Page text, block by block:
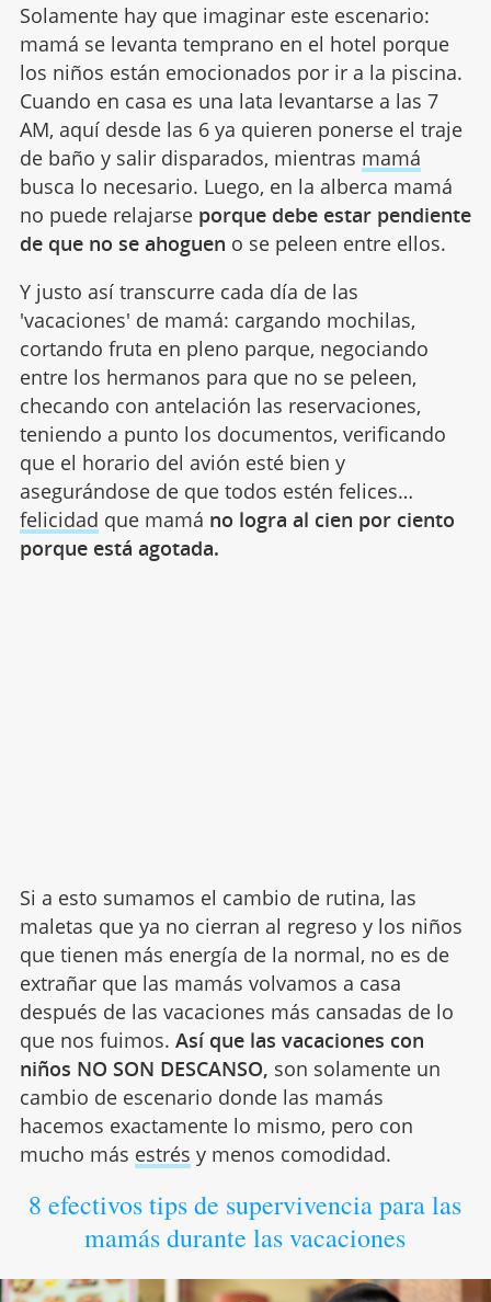
Solamente hay que imaginar este escenario:
mamá se levanta temprano en el hotel porque
los niños están emocionados por ir a la piscina.
Cuando en casa es una lata levantarse a las 7
AM, aquí desde las 6 ya quieren ponerse el traje
de baño y salir disparados, mientras mamá
busca lo necesario. Luego, en la alberca mamá
no puede relajarse porque debe estar pendiente
de que no se ahoguen o se peleen entre ellos.
Y justo así transcurre cada día de las
'vacaciones' de mamá: cargando mochilas,
cortando fruta en pleno parque, negociando
entre los hermanos para que no se peleen,
checando con antelación las reservaciones,
teniendo a punto los documentos, verificando
que el horario del avión esté bien y
asegurándose de que todos estén felices…
felicidad que mamá no logra al cien por ciento
porque está agotada.
Si a esto sumamos el cambio de rutina, las
maletas que ya no cierran al regreso y los niños
que tienen más energía de la normal, no es de
extrañar que las mamás volvamos a casa
después de las vacaciones más cansadas de lo
que nos fuimos. Así que las vacaciones con
niños NO SON DESCANSO, son solamente un
cambio de escenario donde las mamás
hacemos exactamente lo mismo, pero con
mucho más estrés y menos comodidad.
8 efectivos tips de supervivencia para las
mamás durante las vacaciones